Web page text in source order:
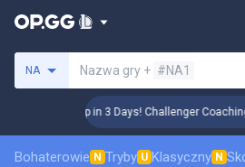
NA Nazwa gry + #NA1
🏆 Rank Up in 3 Days! Challenger Coaching
Bohaterowie N Tryby U Klasyczny N